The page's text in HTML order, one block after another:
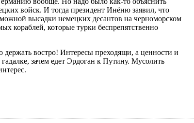
войск. И тогда президент Инёню заявил, что
высадки немецких десантов на черноморском
кораблей, которые турки беспрепятственно
держать востро! Интересы преходящи, а ценности и
зачем едет Эрдоган к Путину. Мусолить